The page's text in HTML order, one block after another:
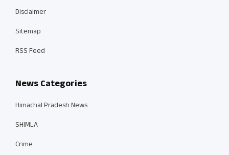
Disclaimer
Sitemap
RSS Feed
News Categories
Himachal Pradesh News
SHIMLA
Crime